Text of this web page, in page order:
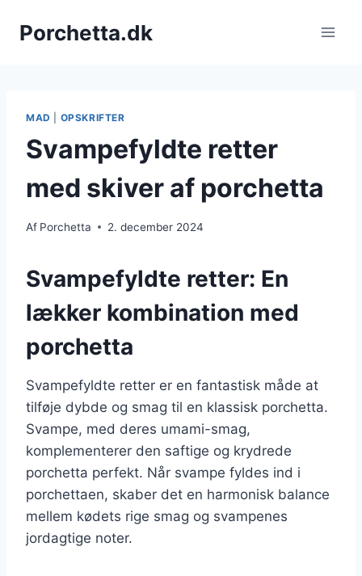
Porchetta.dk
MAD OPSKRIFTER
Svampefyldte retter
med skiver af porchetta
Af Porchetta 2. december 2024
Svampefyldte retter: En
lækker kombination med
porchetta
Svampefyldte retter er en fantastisk måde at
tilføje dybde og smag til en klassisk porchetta.
Svampe, med deres umami-smag,
komplementerer den saftige og krydrede
porchetta perfekt. Når svampe fyldes ind i
porchettaen, skaber det en harmonisk balance
mellem kødets rige smag og svampenes
jordagtige noter.